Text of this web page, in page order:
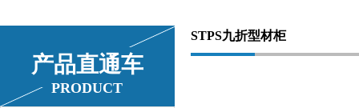
产品直通车
PRODUCT
STPS九折型材柜